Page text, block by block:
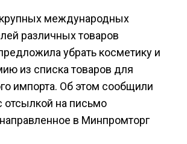
международных
различных товаров
убрать косметику и
из списка товаров для
импорта. Об этом сообщили
отсылкой на письмо
в Минпромторг